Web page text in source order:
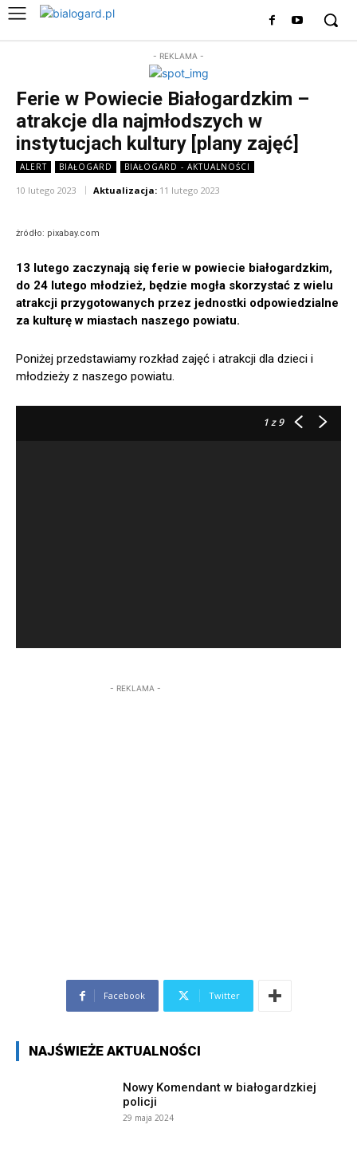
- REKLAMA -
Ferie w Powiecie Białogardzkim –
atrakcje dla najmłodszych w
instytucjach kultury [plany zajęć]
ALERT BIAŁOGARD BIAŁOGARD - AKTUALNOŚCI
10 lutego 2023 Aktualizacja: 11 lutego 2023
żródło: pixabay.com
13 lutego zaczynają się ferie w powiecie białogardzkim,
do 24 lutego młodzież, będzie mogła skorzystać z wielu
atrakcji przygotowanych przez jednostki odpowiedzialne
za kulturę w miastach naszego powiatu.
Poniżej przedstawiamy rozkład zajęć i atrakcji dla dzieci i
młodzieży z naszego powiatu.
1z 9
- REKLAMA -
Facebook Twitter
NAJŚWIEŻE AKTUALNOŚCI
Nowy Komendant w białogardzkiej
policji
29 maja 2024